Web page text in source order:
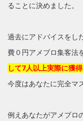
ることに決めました。
過去にアドバイスをし
費０円アメブロ集客法
して7人以上実際に獲
今度はあなたに完全マ
例えあなたがアメブロ